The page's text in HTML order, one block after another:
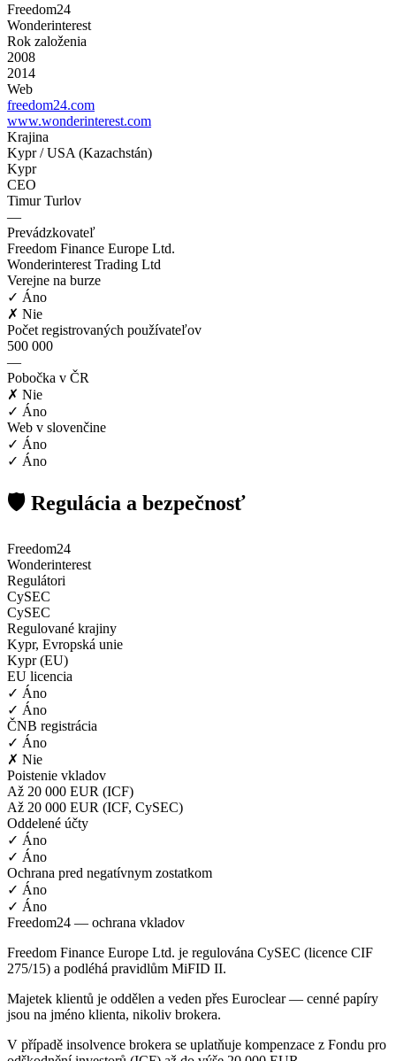
Freedom24
Wonderinterest
Rok založenia
2008
2014
Web
freedom24.com
www.wonderinterest.com
Krajina
Kypr / USA (Kazachstán)
Kypr
CEO
Timur Turlov
—
Prevádzkovateľ
Freedom Finance Europe Ltd.
Wonderinterest Trading Ltd
Verejne na burze
✓ Áno
✗ Nie
Počet registrovaných používateľov
500 000
—
Pobočka v ČR
✗ Nie
✓ Áno
Web v slovenčine
✓ Áno
✓ Áno
🛡️ Regulácia a bezpečnosť
Freedom24
Wonderinterest
Regulátori
CySEC
CySEC
Regulované krajiny
Kypr, Evropská unie
Kypr (EU)
EU licencia
✓ Áno
✓ Áno
ČNB registrácia
✓ Áno
✗ Nie
Poistenie vkladov
Až 20 000 EUR (ICF)
Až 20 000 EUR (ICF, CySEC)
Oddelené účty
✓ Áno
✓ Áno
Ochrana pred negatívnym zostatkom
✓ Áno
✓ Áno
Freedom24 — ochrana vkladov
Freedom Finance Europe Ltd. je regulována CySEC (licence CIF
275/15) a podléhá pravidlům MiFID II.
Majetek klientů je oddělen a veden přes Euroclear — cenné papíry
jsou na jméno klienta, nikoliv brokera.
V případě insolvence brokera se uplatňuje kompenzace z Fondu pro